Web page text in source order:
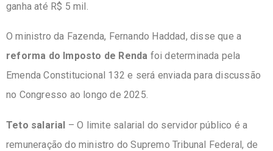
ganha até R$ 5 mil.
O ministro da Fazenda, Fernando Haddad, disse que a
reforma do Imposto de Renda foi determinada pela
Emenda Constitucional 132 e será enviada para discussão
no Congresso ao longo de 2025.
Teto salarial – O limite salarial do servidor público é a
remuneração do ministro do Supremo Tribunal Federal, de